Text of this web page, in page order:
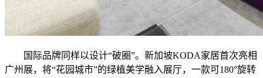
国际品牌同样以设计“破圈”。新加坡KODA家居首次亮相
广州展，将“花园城市”的绿植美学融入展厅，一款可180°旋转